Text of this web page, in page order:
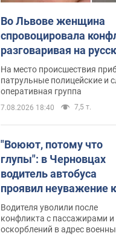
Во Львове женщина
спровоцировала
разговаривая на
маршрутке: полиция
административный
Видео
На место происшествия
патрульные полицейские и
оперативная группа
7.08.2026 18:40 7,5 т.
"Воюют, потому что
глупы": в Черновцах
водитель автобуса
проявил неуважение к
украинским военным и
поплатился за это.
Видео
Водителя уволили после
конфликта с пассажирами и
оскорблений в адрес